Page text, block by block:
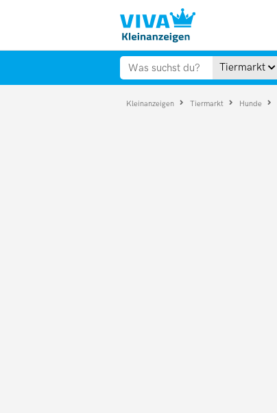
Tiermarkt
Kleinanzeigen Tiermarkt Hunde